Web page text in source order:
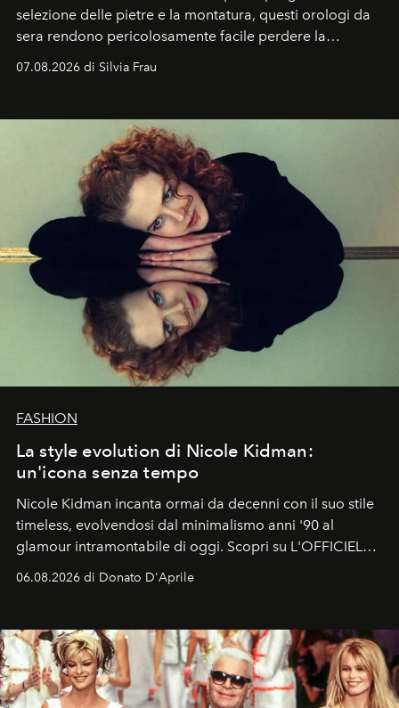
selezione delle pietre e la montatura, questi orologi da
sera rendono pericolosamente facile perdere la
07.08.2026 di Silvia Frau
FASHION
La style evolution di Nicole Kidman:
un'icona senza tempo
Nicole Kidman incanta ormai da decenni con il suo stile
timeless, evolvendosi dal minimalismo anni '90 al
glamour intramontabile di oggi. Scopri su L'OFFICIEL
06.08.2026 di Donato D'Aprile